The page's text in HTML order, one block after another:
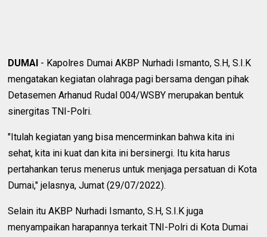
DUMAI - Kapolres Dumai AKBP Nurhadi Ismanto, S.H, S.I.K
mengatakan kegiatan olahraga pagi bersama dengan pihak
Detasemen Arhanud Rudal 004/WSBY merupakan bentuk
sinergitas TNI-Polri.
"Itulah kegiatan yang bisa mencerminkan bahwa kita ini
sehat, kita ini kuat dan kita ini bersinergi. Itu kita harus
pertahankan terus menerus untuk menjaga persatuan di Kota
Dumai," jelasnya, Jumat (29/07/2022).
Selain itu AKBP Nurhadi Ismanto, S.H, S.I.K juga
menyampaikan harapannya terkait TNI-Polri di Kota Dumai